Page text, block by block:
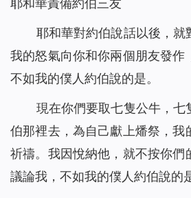
耶和華責備約伯三友
耶和華對約伯說話以後，就
我的怒氣向你和你兩個朋友發作
不如我的僕人約伯說的是。
現在你們要取七隻公牛，七
伯那裡去，為自己獻上燔祭，我
祈禱。我因悅納他，就不按你們
議論我，不如我的僕人約伯說的